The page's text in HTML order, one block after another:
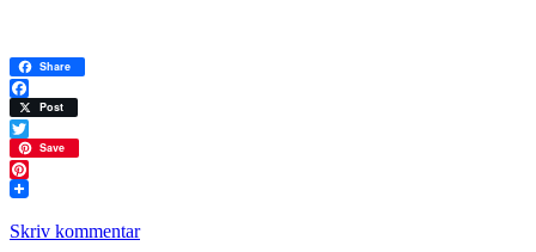
Share
Facebook
Post
Twitter
Save
Pinterest
Skriv kommentar